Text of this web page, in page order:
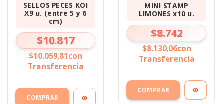
SELLOS PECES KOI
X9 u. (entre 5 y 6
cm)
$10.817
$10.059,81con
Transferencia
MINI STAMP
LIMONES x10 u.
$8.742
$8.130,06con
Transferencia